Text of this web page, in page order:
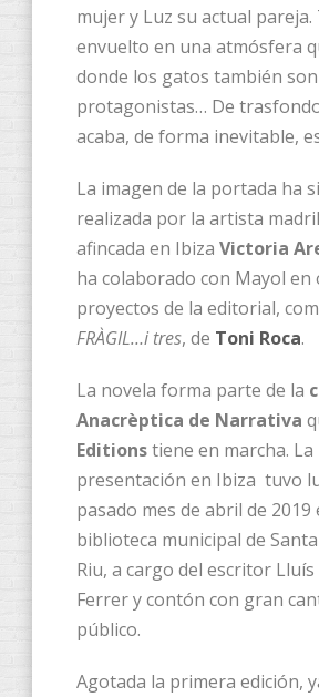
mujer y Luz su actual pareja.
envuelto en una atmósfera
donde los gatos también son
protagonistas… De
acaba, de forma inevitable,
La imagen de la portada ha
realizada por la artista
afincada en Ibiza Victoria
ha colaborado con Mayol en
proyectos de la editorial,
FRÀGIL…i tres, de Toni Roca.
La novela forma parte de la
Anacrèptica de Narrativa
Editionstiene en marcha. La
presentación en Ibiza tuvo
pasado mes de abril de 2019
biblioteca municipal de
Riu, a cargo del escritor
Ferrer y contón con gran
público.
Agotada la primera edición,